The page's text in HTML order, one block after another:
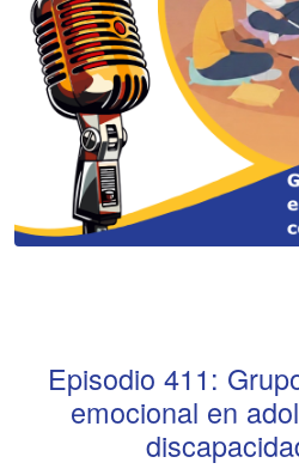
Episodio 411:
emocional en